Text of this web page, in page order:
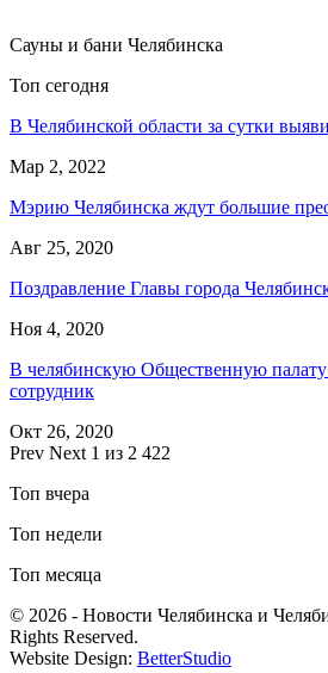
Сауны и бани Челябинска
Топ сегодня
В Челябинской области за сутки
Мар 2, 2022
Мэрию Челябинска ждут большие
Авг 25, 2020
Поздравление Главы города
Ноя 4, 2020
В челябинскую Общественную
сотрудник
Окт 26, 2020
Prev Next 1 из 2 422
Топ вчера
Топ недели
Топ месяца
© 2026 - Новости Челябинска и
Rights Reserved.
Website Design: BetterStudio